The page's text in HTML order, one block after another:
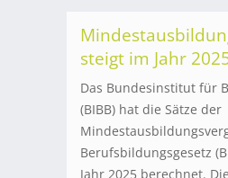
steigt im Jahr
Das Bundesinstitut für
(BIBB) hat die Sätze der
Berufsbildungsgesetz
Jahr 2025 berechnet. Die